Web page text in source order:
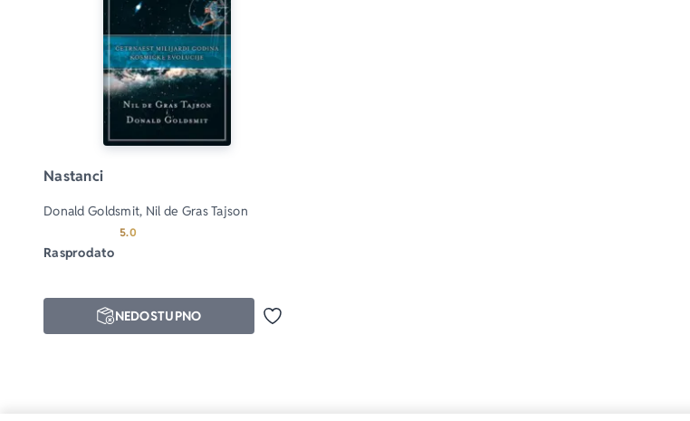
Nastanci
Donald Goldsmit, Nil de Gras Tajson
5.0Prosecna ocena je 5.0 od 5
Rasprodato
Dodaj u omiljene
NEDOSTUPNO